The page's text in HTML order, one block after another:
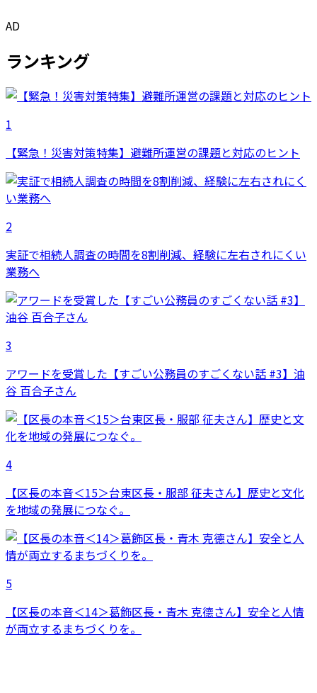
AD
ランキング
1
【緊急！災害対策特集】避難所運営の課題と対応のヒント
2
実証で相続人調査の時間を8割削減、経験に左右されにくい
業務へ
3
アワードを受賞した【すごい公務員のすごくない話 #3】油
谷 百合子さん
4
【区長の本音＜15＞台東区長・服部 征夫さん】歴史と文化
を地域の発展につなぐ。
5
【区長の本音＜14＞葛飾区長・青木 克德さん】安全と人情
が両立するまちづくりを。